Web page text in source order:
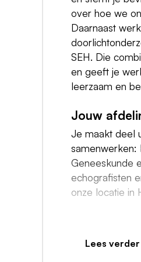
over hoe we
Daarnaast
SEH. Die
en geeft je
leerzaam en
Jouw
Je maakt deel
samenwerken:
Geneeskunde
echografisten
onze locatie in
en hebben
Lees verder